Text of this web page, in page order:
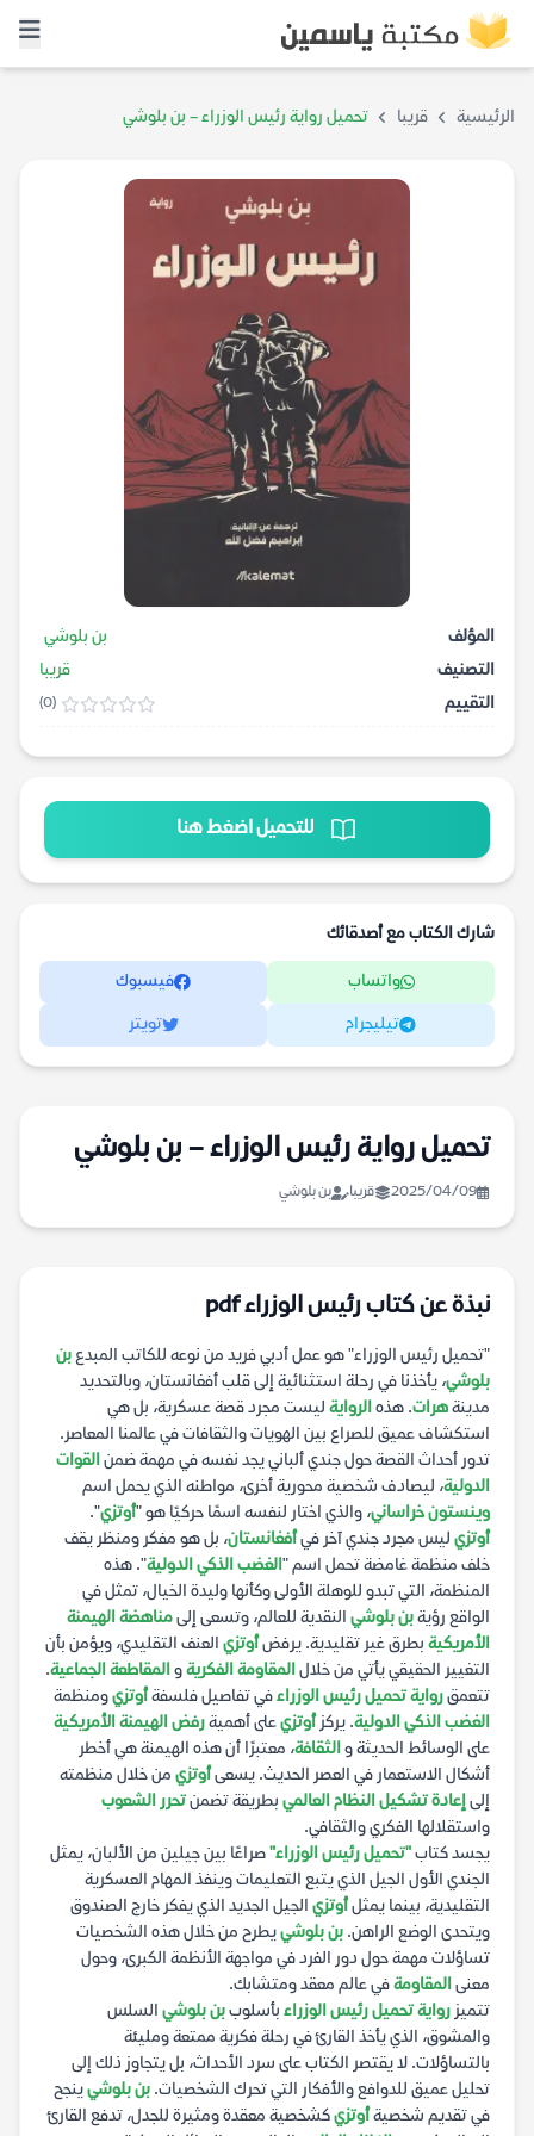
الرئيسية قريبا تحميل رواية رئيس الوزراء – بن بلوشي
المؤلف
بن بلوشي
التصنيف
قريبا
التقييم
(0)
للتحميل اضغط هنا
شارك الكتاب مع أصدقائك
واتساب فيسبوك
تيليجرام تويتر
تحميل رواية رئيس الوزراء – بن بلوشي
2025/04/09 قريبا بن بلوشي
نبذة عن كتاب رئيس الوزراء pdf
"تحميل رئيس الوزراء" هو عمل أدبي فريد من نوعه للكاتب المبدع بن
بلوشي، يأخذنا في رحلة استثنائية إلى قلب أفغانستان، وبالتحديد
مدينةهرات. هذهالرواية ليست مجرد قصة عسكرية، بل هي
استكشاف عميق للصراع بين الهويات والثقافات في عالمنا المعاصر.
تدور أحداث القصة حول جندي ألباني يجد نفسه في مهمة ضمنالقوات
الدولية، ليصادف شخصية محورية أخرى، مواطنه الذي يحمل اسم
وينستون خراساني، والذي اختار لنفسه اسمًا حركيًا هو "أوتزي".
أوتزي ليس مجرد جندي آخر فيأفغانستان، بل هو مفكر ومنظر يقف
خلف منظمة غامضة تحمل اسم "الغضب الذكي الدولية". هذه
المنظمة، التي تبدو للوهلة الأولى وكأنها وليدة الخيال، تمثل في
الواقع رؤيةبن بلوشي النقدية للعالم، وتسعى إلىمناهضة الهيمنة
الأمريكية بطرق غير تقليدية. يرفضأوتزي العنف التقليدي، ويؤمن بأن
التغيير الحقيقي يأتي من خلالالمقاومة الفكريةوالمقاطعة الجماعية.
تتعمقرواية تحميل رئيس الوزراءفي تفاصيل فلسفةأوتزيومنظمة
الغضب الذكي الدولية. يركزأوتزيعلى أهميةرفض الهيمنة الأمريكية
على الوسائط الحديثة والثقافة، معتبرًا أن هذه الهيمنة هي أخطر
أشكال الاستعمار في العصر الحديث. يسعىأوتزي من خلال منظمته
إلى إعادة تشكيل النظام العالمي بطريقة تضمنتحرر الشعوب
واستقلالها الفكري والثقافي.
يجسد كتاب"تحميل رئيس الوزراء"صراعًا بين جيلين من الألبان، يمثل
الجندي الأول الجيل الذي يتبع التعليمات وينفذ المهام العسكرية
التقليدية، بينما يمثلأوتزي الجيل الجديد الذي يفكر خارج الصندوق
ويتحدى الوضع الراهن. بن بلوشييطرح من خلال هذه الشخصيات
تساؤلات مهمة حول دور الفرد في مواجهة الأنظمة الكبرى، وحول
معنىالمقاومةفي عالم معقد ومتشابك.
تتميز رواية تحميل رئيس الوزراء بأسلوببن بلوشي السلس
والمشوق، الذي يأخذ القارئ في رحلة فكرية ممتعة ومليئة
بالتساؤلات. لا يقتصر الكتاب على سرد الأحداث، بل يتجاوز ذلك إلى
تحليل عميق للدوافع والأفكار التي تحرك الشخصيات. بن بلوشيينجح
في تقديم شخصيةأوتزيكشخصية معقدة ومثيرة للجدل، تدفع القارئ